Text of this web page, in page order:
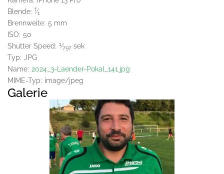
Blende: f⁄1
Brennweite: 5 mm
ISO: 50
Shutter Speed: 1⁄797 sek
Typ: JPG
Name: 2024_3-Laender-Pokal_141.jpg
MIME-Typ: image/jpeg
Galerie